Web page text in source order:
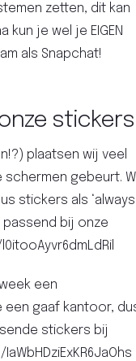
zetten, dit kan
kun je wel je EIGEN
als Snapchat!
plaatsen wij veel
gebeurt.
stickers als ‘always
passend bij onze
een
een gaaf kantoor,
stickers bij